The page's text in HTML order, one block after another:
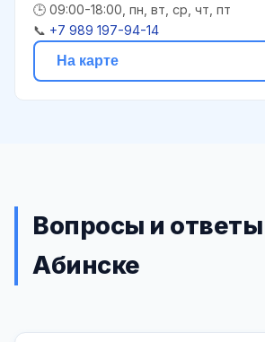
🕒 09:00-18:00, пн, вт, ср, чт, пт
📞 +7 989 197-94-14
На карте
Вопросы и
Абинске